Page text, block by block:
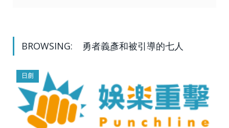
BROWSING: 勇者義彥和被引導的七人
日劇